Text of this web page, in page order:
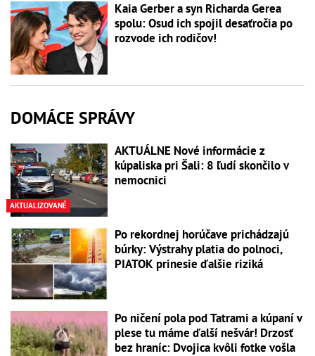
Kaia Gerber a syn Richarda Gerea
spolu: Osud ich spojil desaťročia po
rozvode ich rodičov!
DOMÁCE SPRÁVY
AKTUALIZOVANÉ
AKTUÁLNE Nové informácie z
kúpaliska pri Šali: 8 ľudí skončilo v
nemocnici
Po rekordnej horúčave prichádzajú
búrky: Výstrahy platia do polnoci,
PIATOK prinesie ďalšie riziká
Po ničení pola pod Tatrami a kúpaní v
plese tu máme ďalší nešvár! Drzosť
bez hraníc: Dvojica kvôli fotke vošla